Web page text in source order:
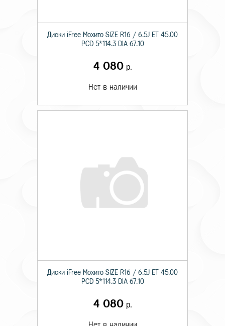
Диски iFree Мохито SIZE R16 / 6.5J ET 45.00
PCD 5*114.3 DIA 67.10
4 080р.
Нет в наличии
Диски iFree Мохито SIZE R16 / 6.5J ET 45.00
PCD 5*114.3 DIA 67.10
4 080р.